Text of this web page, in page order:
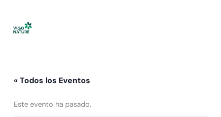
contenido
« Todos los Eventos
Este evento ha pasado.